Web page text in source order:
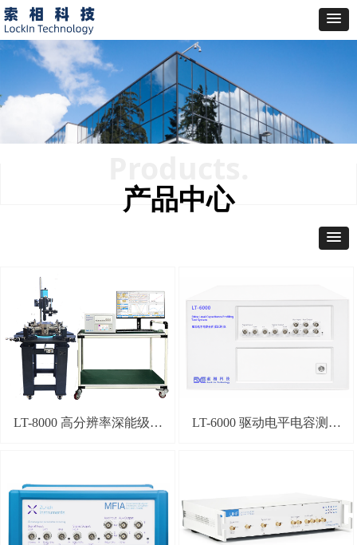
产品中心
LT-8000 高分辨率深能级瞬
LT-6000 驱动电平电容测试